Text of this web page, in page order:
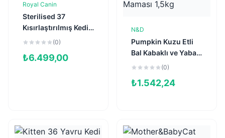
Sepete Ekle
Royal Canin
Sterilised 37
Kısırlaştırılmış Kedi
Maması 15kg
(0)
₺6.499,00
N&D
Pumpkin Kuzu Etli
Bal Kabaklı ve Yaban
Mersinli Tahılsız
Maması 1,5kg
(0)
₺1.542,24